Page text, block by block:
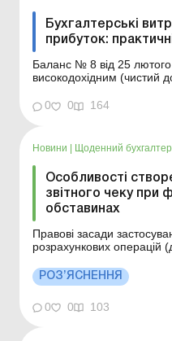
Бухгалтерські
прибуток:
Баланс № 8 від 25
високодохідним (чистий
Податковим кодексом.
чи потрібно йому
0 0 164
Новини | Щоденний
Особливості
звітного чеку при
обставинах
Правові засади
розрахункових операцій
харчування та послуг
06.07.1995 № 265/95-ВР
реєстраторів
РОЗ’ЯСНЕННЯ
0 0 103